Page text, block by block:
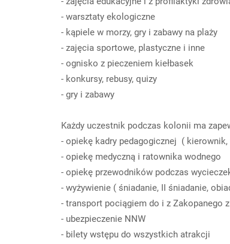
- warsztaty ekologiczne
- kąpiele w morzy, gry i zabawy na plaży
- zajęcia sportowe, plastyczne i inne
- ognisko z pieczeniem kiełbasek
- konkursy, rebusy, quizy
- gry i zabawy
Każdy uczestnik podczas kolonii ma
- opiekę kadry pedagogicznej ( kierownik,
- opiekę medyczną i ratownika wodnego
- opiekę przewodników podczas
- wyżywienie ( śniadanie, II śniadanie,
- transport pociągiem do i z Zakopanego
- ubezpieczenie NNW
- bilety wstępu do wszystkich atrakcji